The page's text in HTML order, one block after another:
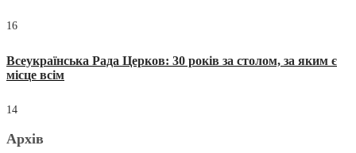
16
Всеукраїнська Рада Церков: 30 років за столом, за яким є
місце всім
14
Архів